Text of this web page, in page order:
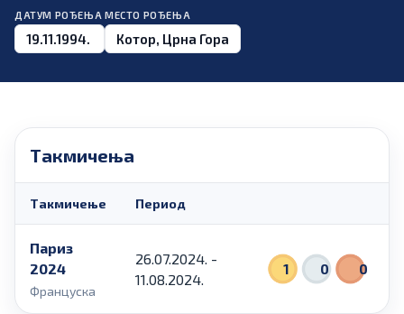
ДАТУМ РОЂЕЊА
19.11.1994.
МЕСТО РОЂЕЊА
Котор, Црна Гора
Такмичења
Такмичење Период
Париз
2024
Француска
26.07.2024. -
11.08.2024.
1 0 0